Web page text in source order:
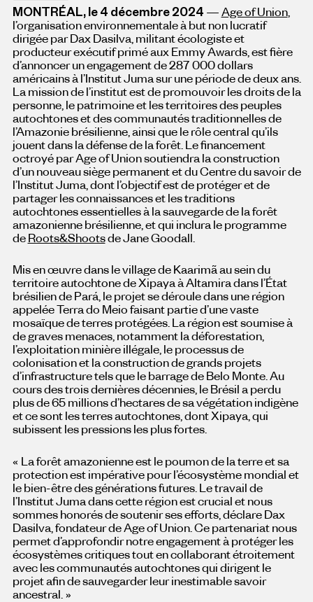
MONTRÉAL, le 4 décembre 2024 —Age of Union,
l’organisation environnementale à but non lucratif
dirigée par Dax Dasilva, militant écologiste et
producteur exécutif primé aux Emmy Awards, est fière
d’annoncer un engagement de 287 000 dollars
américains à l’Institut Juma sur une période de deux ans.
La mission de l’institut est de promouvoir les droits de la
personne, le patrimoine et les territoires des peuples
autochtones et des communautés traditionnelles de
l’Amazonie brésilienne, ainsi que le rôle central qu’ils
jouent dans la défense de la forêt. Le financement
octroyé par Age of Union soutiendra la construction
d’un nouveau siège permanent et du Centre du savoir de
l’Institut Juma, dont l’objectif est de protéger et de
partager les connaissances et les traditions
autochtones essentielles à la sauvegarde de la forêt
amazonienne brésilienne, et qui inclura le programme
deRoots&Shootsde Jane Goodall.
Mis en œuvre dans le village de Kaarimã au sein du
territoire autochtone de Xipaya à Altamira dans l’État
brésilien de Pará, le projet se déroule dans une région
appelée Terra do Meio faisant partie d’une vaste
mosaïque de terres protégées. La région est soumise à
de graves menaces, notamment la déforestation,
l’exploitation minière illégale, le processus de
colonisation et la construction de grands projets
d’infrastructure tels que le barrage de Belo Monte. Au
cours des trois dernières décennies, le Brésil a perdu
plus de 65 millions d’hectares de sa végétation indigène
et ce sont les terres autochtones, dont Xipaya, qui
subissent les pressions les plus fortes.
« La forêt amazonienne est le poumon de la terre et sa
protection est impérative pour l’écosystème mondial et
le bien-être des générations futures. Le travail de
l’Institut Juma dans cette région est crucial et nous
sommes honorés de soutenir ses efforts, déclare Dax
Dasilva, fondateur de Age of Union. Ce partenariat nous
permet d’approfondir notre engagement à protéger les
écosystèmes critiques tout en collaborant étroitement
avec les communautés autochtones qui dirigent le
projet afin de sauvegarder leur inestimable savoir
ancestral. »